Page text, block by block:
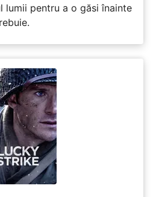
lumii pentru a o găsi înainte